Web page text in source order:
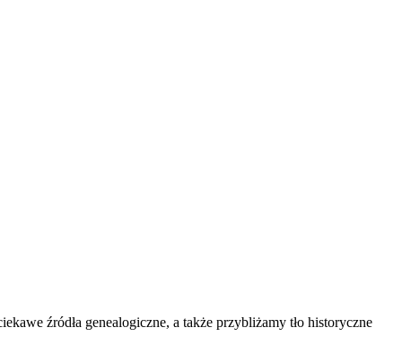
źródła genealogiczne, a także przybliżamy tło historyczne